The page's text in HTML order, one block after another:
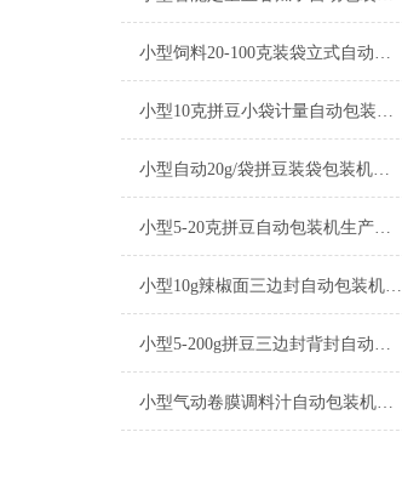
小型饲料20-100克装袋立式自动包装机厂家
小型10克拼豆小袋计量自动包装机产品简介
小型自动20g/袋拼豆装袋包装机厂家
小型5-20克拼豆自动包装机生产厂家
小型10g辣椒面三边封自动包装机产品简介
小型5-200g拼豆三边封背封自动包装机生产厂家
小型气动卷膜调料汁自动包装机操作简单